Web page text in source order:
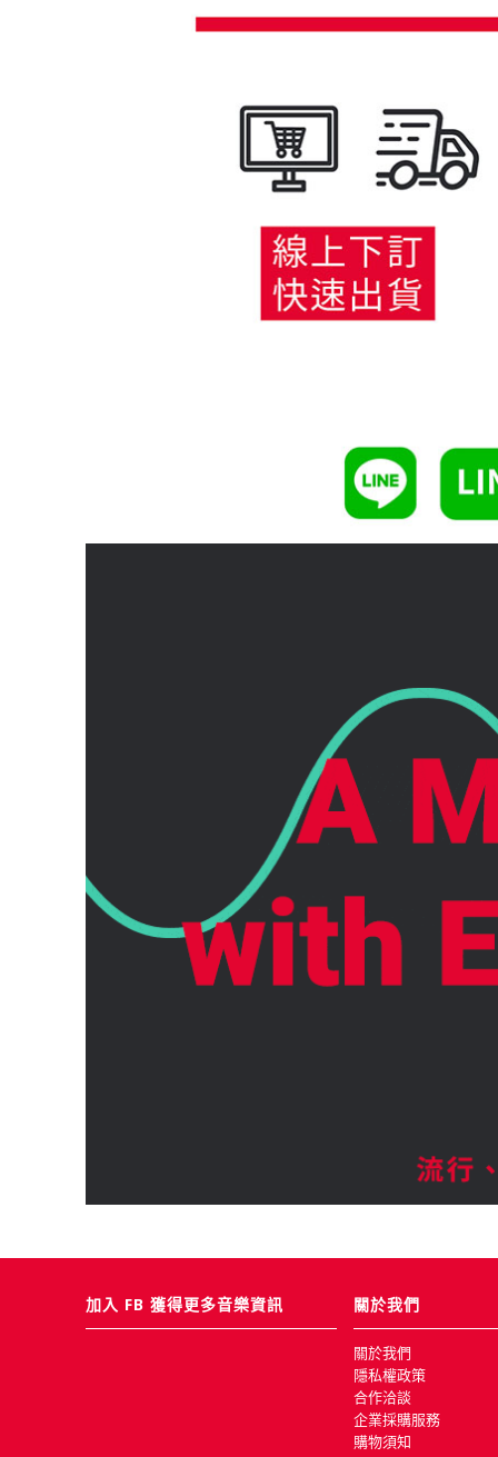
加入 FB 獲得更多音樂資訊 關於我們
關於我們
隱私權政策
合作洽談
企業採購服務
購物須知